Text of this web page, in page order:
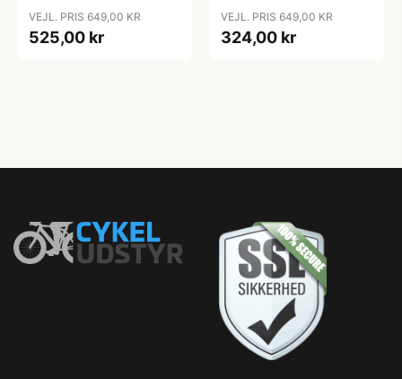
VEJL. PRIS 649,00 KR
525,00 kr
VEJL. PRIS 649,00 KR
324,00 kr